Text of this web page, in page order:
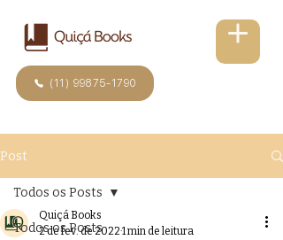
(11) 99875-1790
Post
Todos os Posts
Todos os Posts
Quiçá Books
2 de fev. de 20221 min de leitura